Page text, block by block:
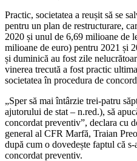
Practic, societatea a reușit să se
pentru un plan de restructurare,
2020 și unul de 6,69 milioane de
milioane de euro) pentru 2021 și
și duminică au fost zile
vinerea trecută a fost practic
societatea în procedura de
„Sper să mai întârzie trei-patru
ajutorului de stat – n.red.), să
concordat preventiv”, declara cu
general al CFR Marfă, Traian
după cum o dovedește faptul că
concordat preventiv.